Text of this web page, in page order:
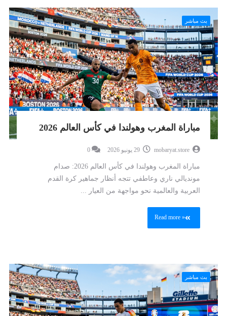
بث مباشر
مباراة المغرب وهولندا في كأس العالم 2026
mobaryat.store
0
مباراة المغرب وهولندا في كأس العالم 2026: صدام
مونديالي ناري وعاطفي تتجه أنظار جماهير كرة القدم
العربية والعالمية نحو مواجهة من العيار ...
Read more »
بث مباشر